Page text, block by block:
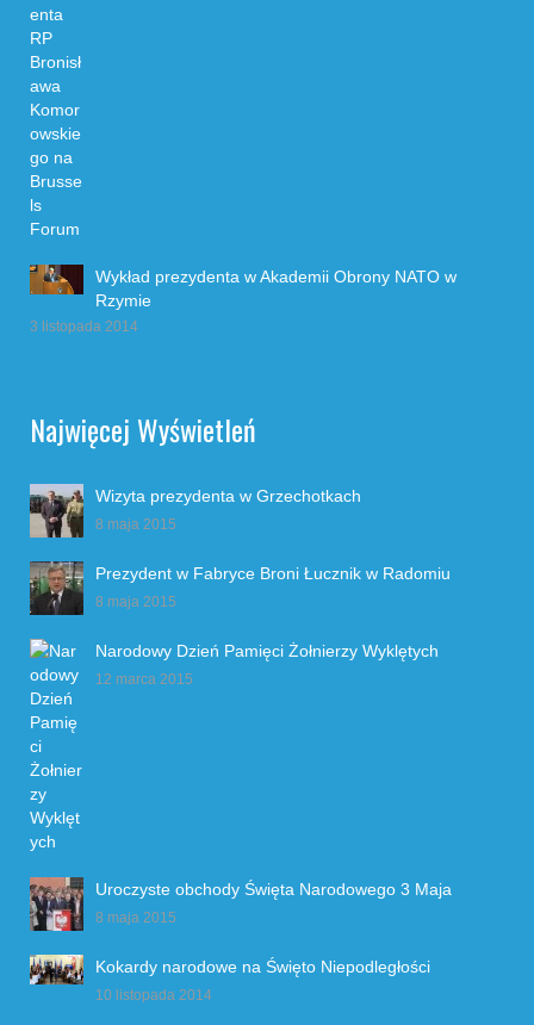
Wykład prezydenta w Akademii Obrony NATO w
Rzymie
3 listopada 2014
Najwięcej Wyświetleń
Wizyta prezydenta w Grzechotkach
8 maja 2015
Prezydent w Fabryce Broni Łucznik w Radomiu
8 maja 2015
Narodowy Dzień Pamięci Żołnierzy Wyklętych
12 marca 2015
Uroczyste obchody Święta Narodowego 3 Maja
8 maja 2015
Kokardy narodowe na Święto Niepodległości
10 listopada 2014